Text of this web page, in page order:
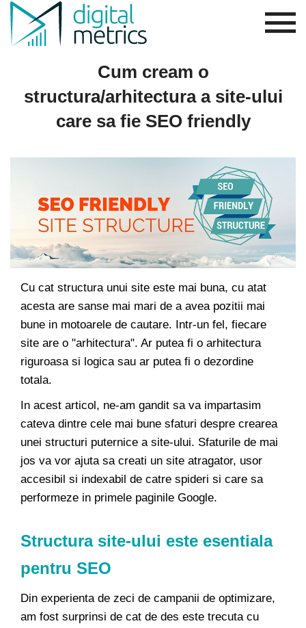
Cum cream o
structura/arhitectura a site-ului
care sa fie SEO friendly
Cu cat structura unui site este mai buna, cu atat
acesta are sanse mai mari de a avea pozitii mai
bune in motoarele de cautare. Intr-un fel, fiecare
site are o "arhitectura". Ar putea fi o arhitectura
riguroasa si logica sau ar putea fi o dezordine
totala.
In acest articol, ne-am gandit sa va impartasim
cateva dintre cele mai bune sfaturi despre crearea
unei structuri puternice a site-ului. Sfaturile de mai
jos va vor ajuta sa creati un site atragator, usor
accesibil si indexabil de catre spideri si care sa
performeze in primele paginile Google.
Structura site-ului este esentiala
pentru SEO
Din experienta de zeci de campanii de optimizare,
am fost surprinsi de cat de des este trecuta cu